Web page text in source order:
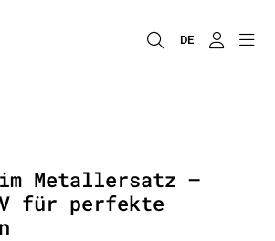
DE
im Metallersatz –
für perfekte